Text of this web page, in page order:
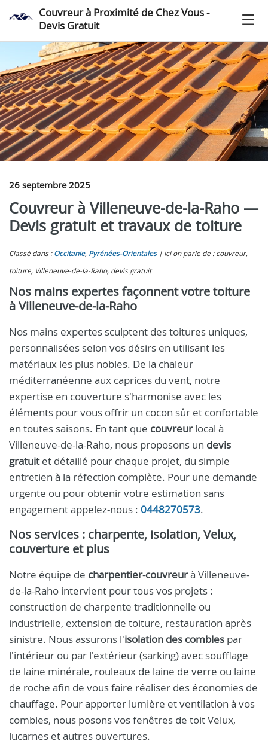
Couvreur à Proximité de Chez Vous -
Devis Gratuit
26 septembre 2025
Couvreur à Villeneuve-de-la-Raho —
Devis gratuit et travaux de toiture
Classé dans : Occitanie, Pyrénées-Orientales
Ici on parle de : couvreur,
toiture, Villeneuve-de-la-Raho, devis gratuit
Nos mains expertes façonnent votre toiture
à Villeneuve-de-la-Raho
Nos mains expertes sculptent des toitures uniques,
personnalisées selon vos désirs en utilisant les
matériaux les plus nobles. De la chaleur
méditerranéenne aux caprices du vent, notre
expertise en couverture s'harmonise avec les
éléments pour vous offrir un cocon sûr et confortable
en toutes saisons. En tant que couvreurlocal à
Villeneuve-de-la-Raho, nous proposons un devis
gratuitet détaillé pour chaque projet, du simple
entretien à la réfection complète. Pour une demande
urgente ou pour obtenir votre estimation sans
engagement appelez-nous : 0448270573.
Nos services : charpente, isolation, Velux,
couverture et plus
Notre équipe de charpentier-couvreurà Villeneuve-
de-la-Raho intervient pour tous vos projets :
construction de charpente traditionnelle ou
industrielle, extension de toiture, restauration après
sinistre. Nous assurons l'isolation des combles par
l'intérieur ou par l'extérieur (sarking) avec soufflage
de laine minérale, rouleaux de laine de verre ou laine
de roche afin de vous faire réaliser des économies de
chauffage. Pour apporter lumière et ventilation à vos
combles, nous posons vos fenêtres de toit Velux,
lucarnes et autres ouvertures.